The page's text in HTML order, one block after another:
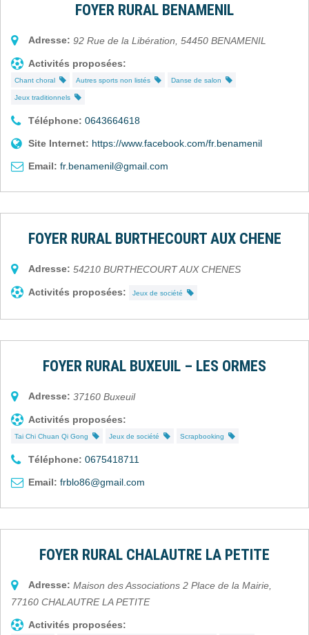
FOYER RURAL BENAMENIL
Adresse: 92 Rue de la Libération 54450 BENAMENIL
Activités proposées:
Chant choral Autres sports non listés Danse de salon
Jeux traditionnels
Téléphone: 0643664618
Site Internet: https://www.facebook.com/fr.benamenil
Email: fr.benamenil@gmail.com
FOYER RURAL BURTHECOURT AUX CHENE
Adresse: 54210 BURTHECOURT AUX CHENES
Activités proposées: Jeux de société
FOYER RURAL BUXEUIL – LES ORMES
Adresse: 37160 Buxeuil
Activités proposées:
Tai Chi Chuan Qi Gong Jeux de société Scrapbooking
Téléphone: 0675418711
Email: frblo86@gmail.com
FOYER RURAL CHALAUTRE LA PETITE
Adresse: Maison des Associations 2 Place de la Mairie
77160 CHALAUTRE LA PETITE
Activités proposées: